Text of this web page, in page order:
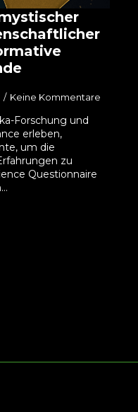
Keine Kommentare
Forschung und
erleben,
um die
zu
Questionnaire